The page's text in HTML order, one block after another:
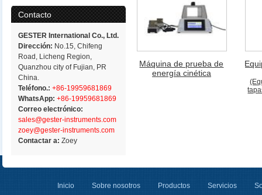
Contacto
GESTER International Co., Ltd.
Dirección: No.15, Chifeng
Road, Licheng Region,
Quanzhou city of Fujian, PR
China.
Teléfono.: +86-19959681869
WhatsApp: +86-19959681869
Correo electrónico:
sales@gester-instruments.com
zoey@gester-instruments.com
Contactar a:Zoey
Máquina de prueba de
energía cinética
Inicio Sobre nosotros Productos Servicios